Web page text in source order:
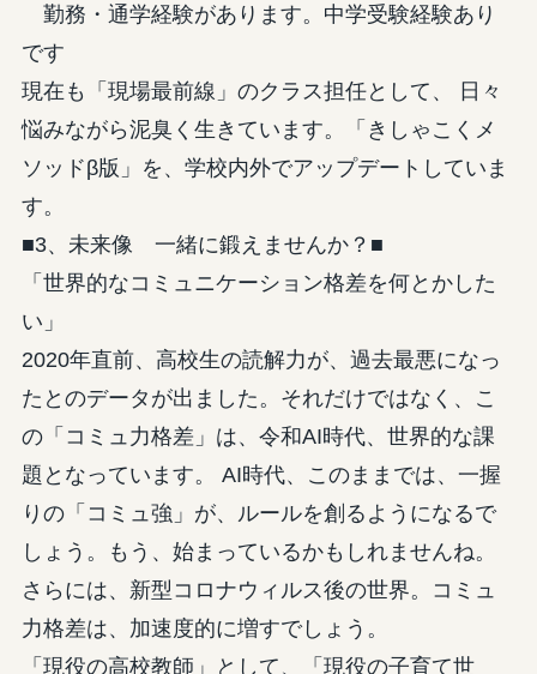
勤務・通学経験があります。中学受験経験あり
です
現在も「現場最前線」のクラス担任として、 日々
悩みながら泥臭く生きています。「きしゃこくメ
ソッドβ版」を、学校内外でアップデートしていま
す。
■3、未来像 一緒に鍛えませんか？■
「世界的なコミュニケーション格差を何とかした
い」
2020年直前、高校生の読解力が、過去最悪になっ
たとのデータが出ました。それだけではなく、こ
の「コミュ力格差」は、令和AI時代、世界的な課
題となっています。 AI時代、このままでは、一握
りの「コミュ強」が、ルールを創るようになるで
しょう。もう、始まっているかもしれませんね。
さらには、新型コロナウィルス後の世界。コミュ
力格差は、加速度的に増すでしょう。
「現役の高校教師」として、「現役の子育て世